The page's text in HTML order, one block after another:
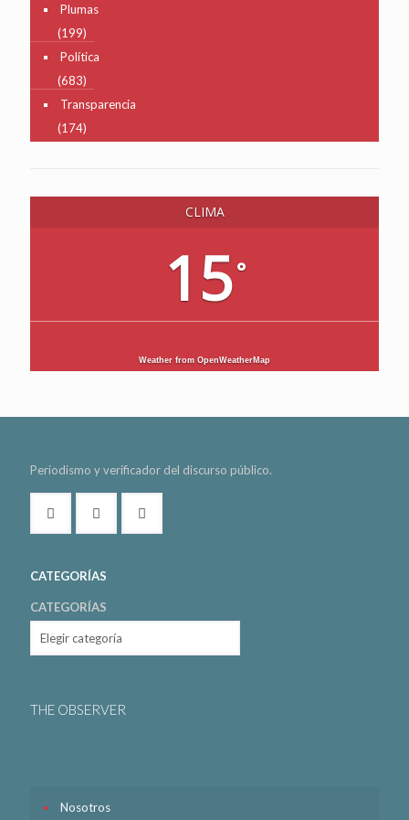
Plumas
(199)
Política
(683)
Transparencia
(174)
CLIMA
15°
Weather from OpenWeatherMap
Periodismo y verificador del discurso público.
CATEGORÍAS
CATEGORÍAS
THE OBSERVER
Nosotros